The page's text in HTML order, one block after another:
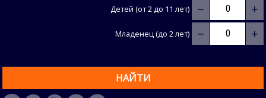
Детей (от 2 до 11 лет) − +
Младенец (до 2 лет) − +
НАЙТИ